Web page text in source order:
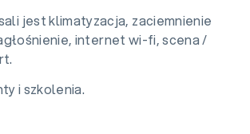
jest klimatyzacja, zaciemnienie
internet wi-fi, scena /
i szkolenia.